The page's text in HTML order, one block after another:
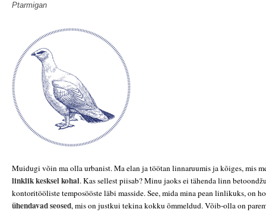
Ptarmigan
Muidugi võin ma olla urbanist. Ma elan ja töötan linnaruumis ja kõiges, mis
linklikkesksel kohal. Kas sellest piisab? Minu jaoks ei tähenda linn
kontoritööliste temposööste läbi masside. See, mida mina pean linlikuks, on
ühendavad seosed, mis on justkui tekina kokku õmmeldud. Võib-olla on